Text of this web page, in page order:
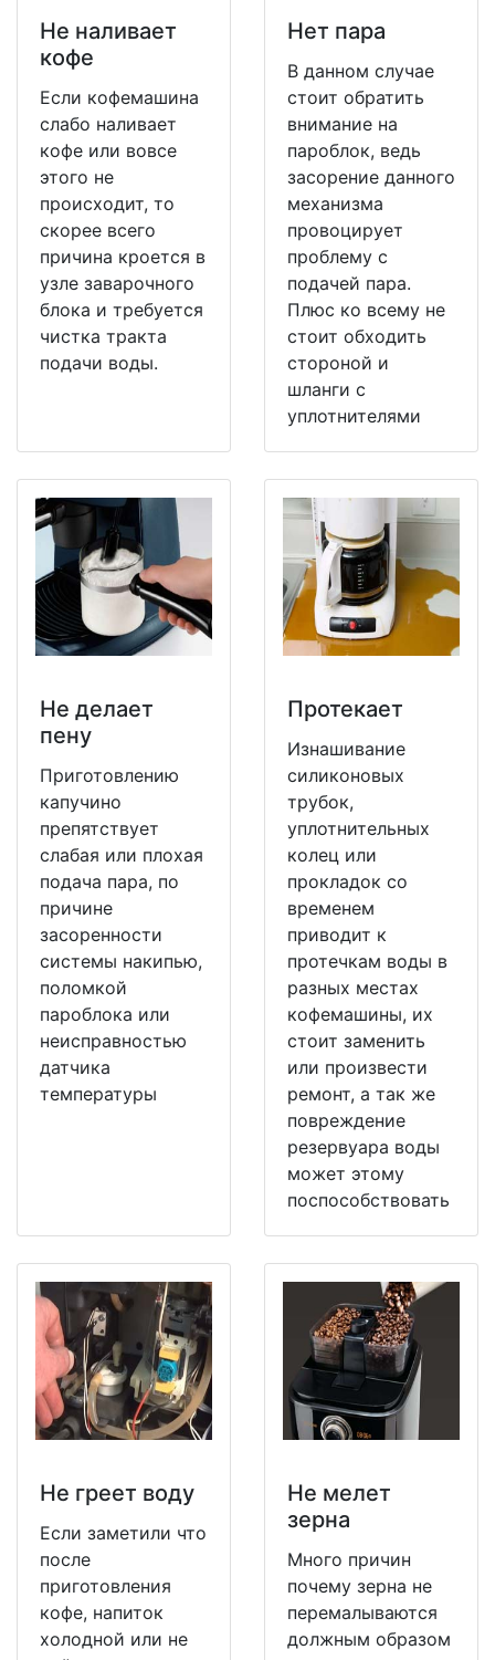
Не наливает
кофе
Если кофемашина
слабо наливает
кофе или вовсе
этого не
происходит, то
скорее всего
причина кроется в
узле заварочного
блока и требуется
чистка тракта
подачи воды.
Нет пара
В данном случае
стоит обратить
внимание на
пароблок, ведь
засорение данного
механизма
провоцирует
проблему с
подачей пара.
Плюс ко всему не
стоит обходить
стороной и
шланги с
уплотнителями
Не делает
пену
Приготовлению
капучино
препятствует
слабая или плохая
подача пара, по
причине
засоренности
системы накипью,
поломкой
пароблока или
неисправностью
датчика
температуры
Протекает
Изнашивание
силиконовых
трубок,
уплотнительных
колец или
прокладок со
временем
приводит к
протечкам воды в
разных местах
кофемашины, их
стоит заменить
или произвести
ремонт, а так же
повреждение
резервуара воды
может этому
поспособствовать
Не греет воду
Если заметили что
после
приготовления
кофе, напиток
холодной или не
Не мeлет
зерна
Много причин
почему зерна не
перемалываются
должным образом